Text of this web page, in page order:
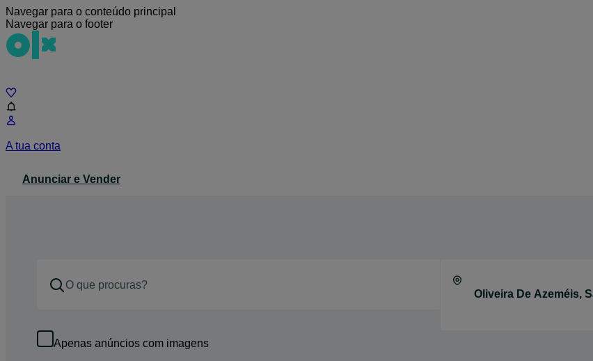
Navegar para o conteúdo principal
Navegar para o footer
A tua conta
Anunciar e Vender
Apenas anúncios com imagens